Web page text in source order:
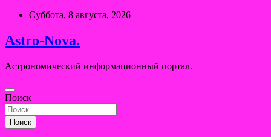
Перейти
содержимому
Суббота, 8 августа, 2026
Astro-Nova.
Астрономический информационный портал.
Поиск
Поиск